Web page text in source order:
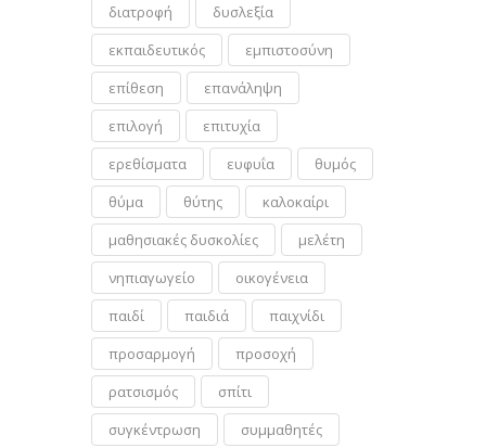
διατροφή
δυσλεξία
εκπαιδευτικός
εμπιστοσύνη
επίθεση
επανάληψη
επιλογή
επιτυχία
ερεθίσματα
ευφυΐα
θυμός
θύμα
θύτης
καλοκαίρι
μαθησιακές δυσκολίες
μελέτη
νηπιαγωγείο
οικογένεια
παιδί
παιδιά
παιχνίδι
προσαρμογή
προσοχή
ρατσισμός
σπίτι
συγκέντρωση
συμμαθητές